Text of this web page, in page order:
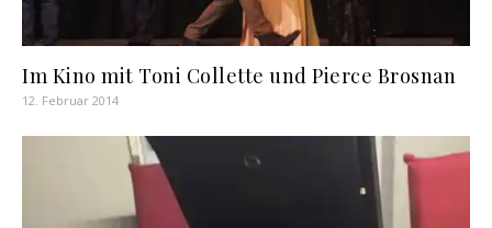
Im Kino mit Toni Collette und Pierce Brosnan
12. Februar 2014